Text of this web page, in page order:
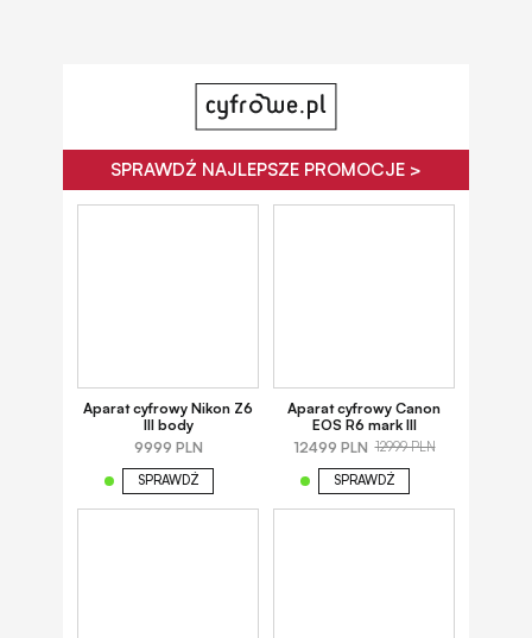
SPRAWDŹ NAJLEPSZE PROMOCJE >
Aparat cyfrowy Nikon Z6
III body
9999 PLN
SPRAWDŹ
Aparat cyfrowy Canon
EOS R6 mark III
12499 PLN 12999 PLN
SPRAWDŹ